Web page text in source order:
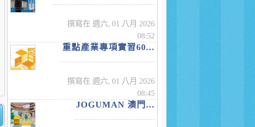
撰寫在 週六, 01 八月 2026
08:52
重點產業專項實習60...
撰寫在 週六, 01 八月 2026
08:45
JOGUMAN 澳門...